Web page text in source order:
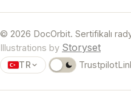
© 2026 DocOrbit. Sertifikalı
Illustrations by Storyset
TR Trustpilot